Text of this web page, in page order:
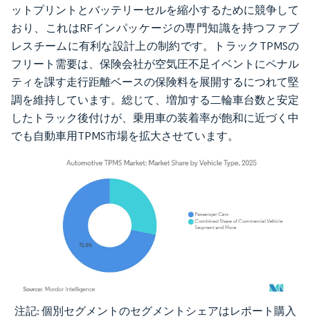
ットプリントとバッテリーセルを縮小するために競争して
おり、これはRFインパッケージの専門知識を持つファブ
レスチームに有利な設計上の制約です。トラックTPMSの
フリート需要は、保険会社が空気圧不足イベントにペナル
ティを課す走行距離ベースの保険料を展開するにつれて堅
調を維持しています。総じて、増加する二輪車台数と安定
したトラック後付けが、乗用車の装着率が飽和に近づく中
でも自動車用TPMS市場を拡大させています。
画像 © Mordor Intelligence。再利用にはCC BY 4.0の表示が必要です。
注記: 個別セグメントのセグメントシェアはレポート購入